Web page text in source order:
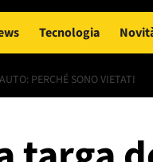
Tecnologia
PERCHÉ SONO VIETATI